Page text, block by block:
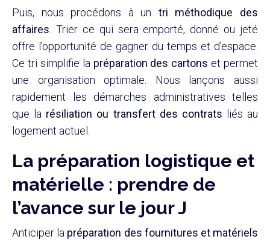
Puis, nous procédons à un tri méthodique des
affaires . Trier ce qui sera emporté, donné ou jeté
offre l’opportunité de gagner du temps et d’espace.
Ce tri simplifie la préparation des cartons et permet
une organisation optimale. Nous lançons aussi
rapidement les démarches administratives telles
que la résiliation ou transfert des contrats liés au
logement actuel.
La préparation logistique et
matérielle : prendre de
l’avance sur le jour J
Anticiper la préparation des fournitures et matériels